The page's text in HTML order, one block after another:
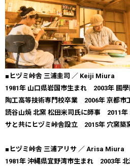
■ヒヅミ峠舎 三浦圭司 ／ Keiji Miura
1981年 山口県岩国市生まれ 2003年 國
陶工高等技術専門校卒業 2006年 京都
読谷山焼 北窯 松田米司氏に師事 2011年
サと共にヒヅミ峠舎設立 2015年 穴窯築
■ヒヅミ峠舎 三浦アリサ ／ Arisa Miura
1981年 沖縄県宜野湾市生まれ 2003年